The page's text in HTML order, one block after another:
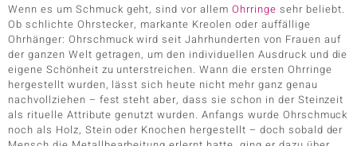
Wenn es um Schmuck geht, sind vor allemOhrringe sehr beliebt.
Ob schlichte Ohrstecker, markante Kreolen oder auffällige
Ohrhänger: Ohrschmuck wird seit Jahrhunderten von Frauen auf
der ganzen Welt getragen, um den individuellen Ausdruck und die
eigene Schönheit zu unterstreichen. Wann die ersten Ohrringe
hergestellt wurden, lässt sich heute nicht mehr ganz genau
nachvollziehen – fest steht aber, dass sie schon in der Steinzeit
als rituelle Attribute genutzt wurden. Anfangs wurde Ohrschmuck
noch als Holz, Stein oder Knochen hergestellt – doch sobald der